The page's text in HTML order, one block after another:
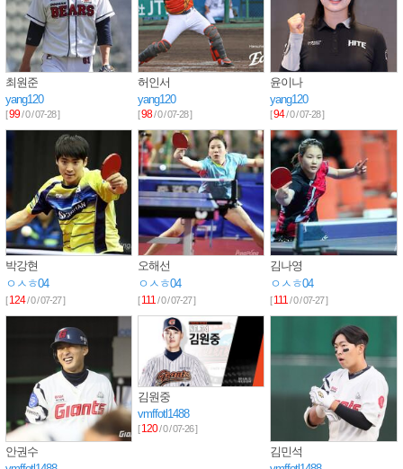
최원준
yang120
[99/ 0 / 07-28 ]
허인서
yang120
[98/ 0 / 07-28 ]
윤이나
yang120
[94/ 0 / 07-28 ]
박강현
ㅇㅅㅎ04
[124/ 0 / 07-27 ]
오해선
ㅇㅅㅎ04
[111/ 0 / 07-27 ]
김나영
ㅇㅅㅎ04
[111/ 0 / 07-27 ]
안권수
김원중
vmffotl1488
[120/ 0 / 07-26 ]
김민석